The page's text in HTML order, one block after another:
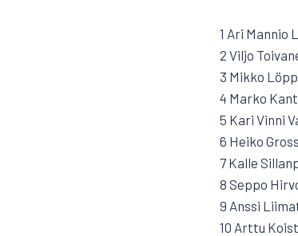
1 Ari Mannio
2 Viljo
3 Mikko
4 Marko
5 Kari Vinni
6 Heiko
7 Kalle
8 Seppo
9 Anssi
10 Arttu